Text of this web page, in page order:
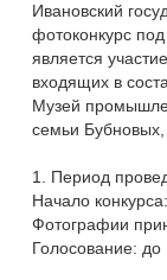
Ивановский
фотоконкурс
является
входящих в
Музей
семьи
1. Период
Начало
Фотографии
Голосование: до